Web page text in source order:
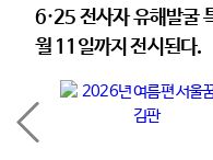
6·25 전사자 유해발굴
월 11일까지 전시된다.